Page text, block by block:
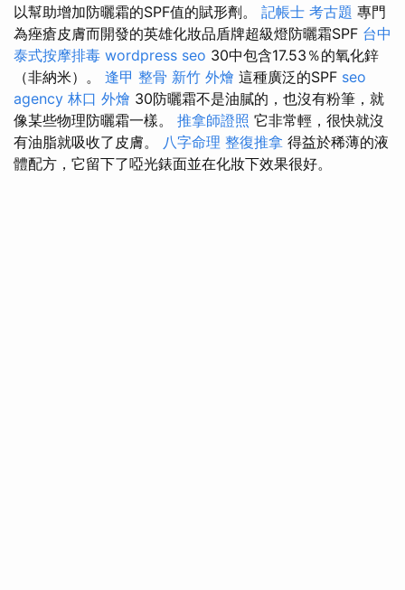
以幫助增加防曬霜的SPF值的賦形劑。 記帳士 考古題 專門
為痤瘡皮膚而開發的英雄化妝品盾牌超級燈防曬霜SPF 台中
泰式按摩排毒 wordpress seo 30中包含17.53％的氧化鋅
（非納米）。 逢甲 整骨 新竹 外燴 這種廣泛的SPF seo
agency 林口 外燴 30防曬霜不是油膩的，也沒有粉筆，就
像某些物理防曬霜一樣。 推拿師證照 它非常輕，很快就沒
有油脂就吸收了皮膚。 八字命理 整復推拿 得益於稀薄的液
體配方，它留下了啞光錶面並在化妝下效果很好。